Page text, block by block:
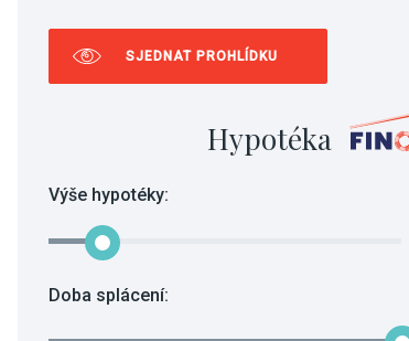
SJEDNAT PROHLÍDKU
Hypotéka
Výše hypotéky:
Doba splácení: